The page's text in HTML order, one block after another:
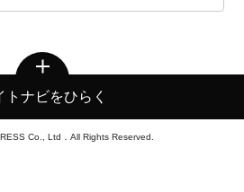
トナビをひらく
Co., Ltd．All Rights Reserved.